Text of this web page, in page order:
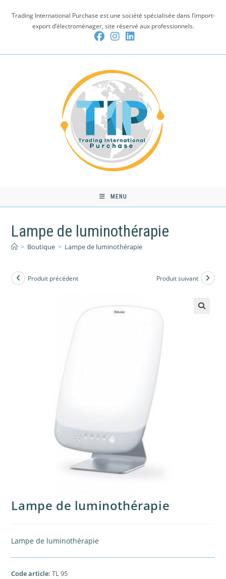
Trading International Purchase est une société spécialisée dans l’import-
export d’électroménager, site réservé aux professionnels.
MENU
Lampe de luminothérapie
> Boutique > Lampe de luminothérapie
Produit précédent Produit suivant
Lampe de luminothérapie
Lampe de luminothérapie
Code article:TL 95